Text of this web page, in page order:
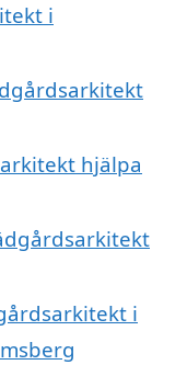
i
hjälpa
i